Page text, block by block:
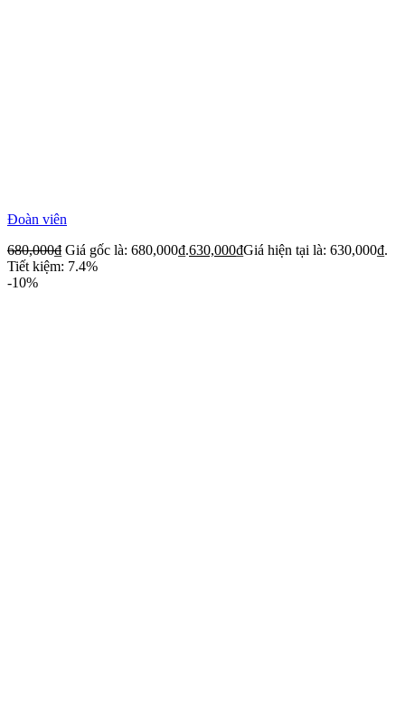
Đoàn viên
680,000₫ Giá gốc là: 680,000₫.630,000₫Giá hiện tại là: 630,000₫.
Tiết kiệm: 7.4%
-10%